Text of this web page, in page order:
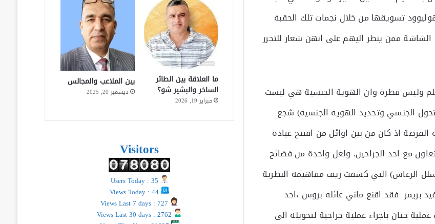
تسويقها من خلال نجمات تلك الحقبة
الشاشة ممن ينظر اليهم على انهن شعار للتحرر
وليس فطرة وان الهوية الجنسية هي ليست
الجنسي وتحديد الهوية الجنسية) شجع
الفرصة اذ كان من بين اوائل من افتتح عيادة
مع احد الجراحين. ولعل واحدة من فضائح
اصابته بمرض الشلل الرعاش) التي كشفت زيف مفاهيمه النظرية
بريمر فقد اقنع ماني عائلة بروس ،احد
ختان باجراء عملية جراحية لتحويله الى
ما العلاقة بين الطائر
الساخر والبشير شو؟
فبراير 19, 2026
بين الملاعب والمجالس
ديسمبر 20, 2025
Visitors